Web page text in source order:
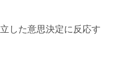
した意思決定に反応す